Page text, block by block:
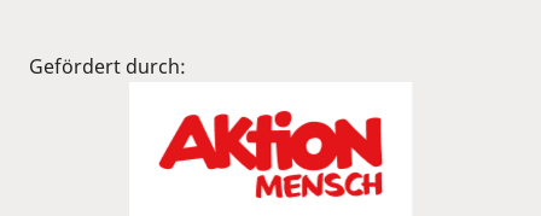
Gefördert durch: